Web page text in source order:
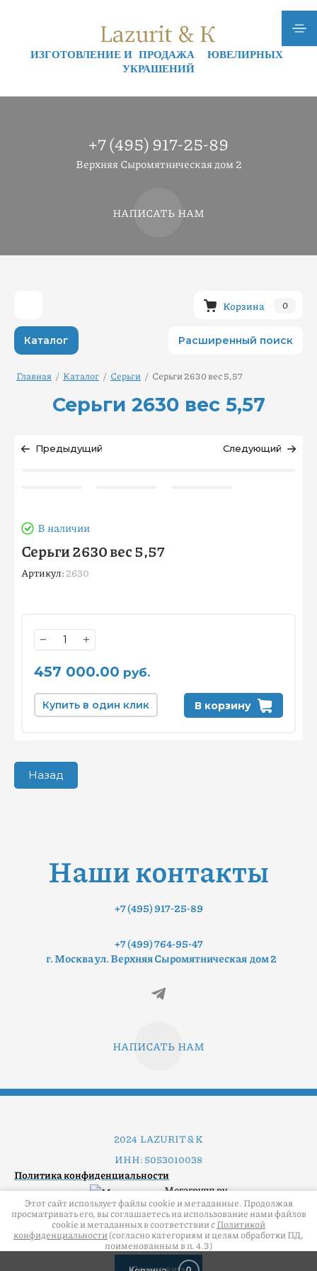
ИЗГОТОВЛЕНИЕ И ПРОДАЖА ЮВЕЛИРНЫХ
УКРАШЕНИЙ
+7 (495) 917-25-89
Верхняя Сыромятническая дом 2
НАПИСАТЬ НАМ
Корзина 0
Каталог Расширенный поиск
Главная / Каталог / Серьги / Серьги 2630 вес 5,57
Серьги 2630 вес 5,57
Предыдущий Следующий
В наличии
Серьги 2630 вес 5,57
Артикул: 2630
− +
457 000.00 руб.
В корзину
Купить в один клик
Назад
Наши контакты
+7 (495) 917-25-89
+7 (499) 764-95-47
г. Москва ул. Верхняя Сыромятническая дом 2
НАПИСАТЬ НАМ
2024 LAZURIT & K
ИНН: 5053010038
Политика конфиденциальности
Этот сайт использует файлы cookie и метаданные. Продолжая
просматривать его, вы соглашаетесь на использование нами файлов
cookie и метаданных в соответствии сПолитикой
конфиденциальности (согласно категориям и целям обработки ПД,
поименованным в п. 4.3)
Мегагрупп.ру